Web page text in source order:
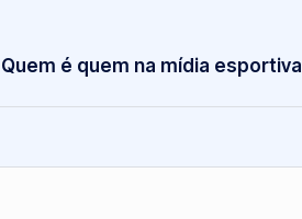
Quem é quem na mídia esportiva